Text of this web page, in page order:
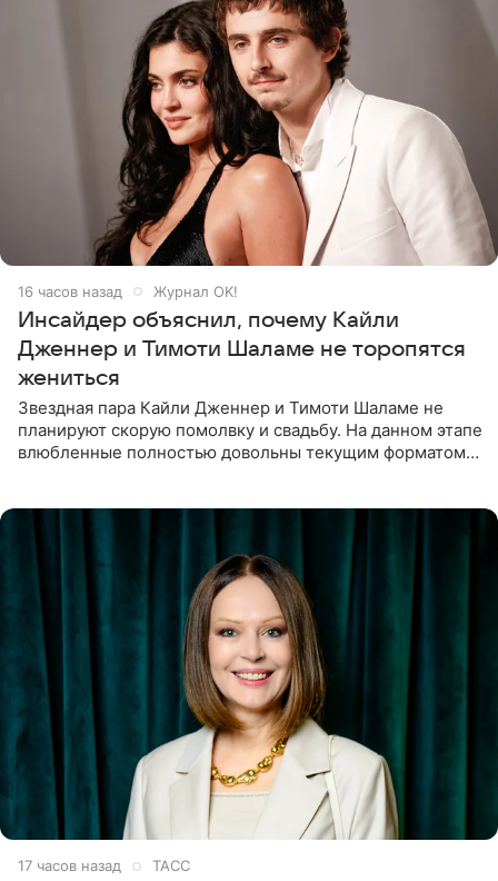
16 часов назад Журнал OK!
Инсайдер объяснил, почему Кайли
Дженнер и Тимоти Шаламе не торопятся
жениться
Звездная пара Кайли Дженнер и Тимоти Шаламе не
планируют скорую помолвку и свадьбу. На данном этапе
влюбленные полностью довольны текущим форматом
17 часов назад ТАСС